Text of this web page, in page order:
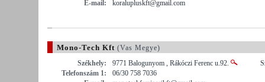
E-mail:
koralupluskft@gmail.com
Mono-Tech Kft (Vas Megye)
Székhely:
9771 Balogunyom , Rákóczi Ferenc u.92.
Telefonszám 1:
06/30 758 7036